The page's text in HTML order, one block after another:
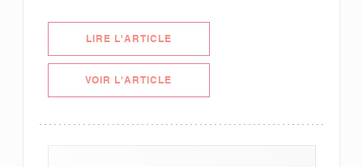
LIRE L'ARTICLE((OUVRE UNE NOUVELLE
VOIR L'ARTICLE